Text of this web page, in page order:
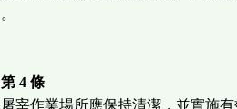
。
第 4 條
屠宰作業場所應保持清潔，並實施